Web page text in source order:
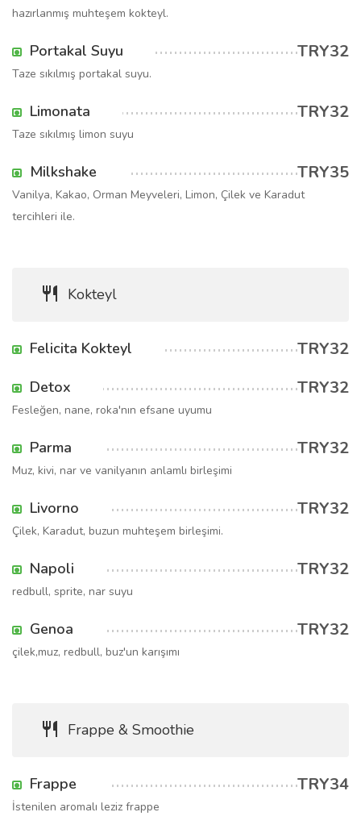
hazırlanmış muhteşem kokteyl.
Portakal Suyu TRY32
Taze sıkılmış portakal suyu.
Limonata TRY32
Taze sıkılmış limon suyu
Milkshake TRY35
Vanilya, Kakao, Orman Meyveleri, Limon, Çilek ve Karadut
tercihleri ile.
Kokteyl
Felicita Kokteyl TRY32
Detox TRY32
Fesleğen, nane, roka'nın efsane uyumu
Parma TRY32
Muz, kivi, nar ve vanilyanın anlamlı birleşimi
Livorno TRY32
Çilek, Karadut, buzun muhteşem birleşimi.
Napoli TRY32
redbull, sprite, nar suyu
Genoa TRY32
çilek,muz, redbull, buz'un karışımı
Frappe & Smoothie
Frappe TRY34
İstenilen aromalı leziz frappe